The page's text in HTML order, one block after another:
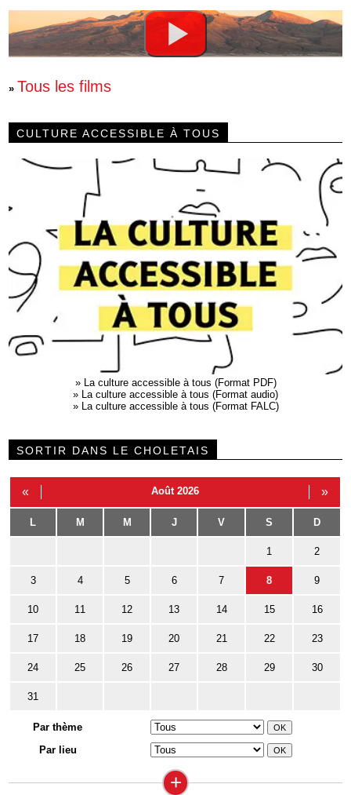
» Tous les films
CULTURE ACCESSIBLE À TOUS
» La culture accessible à tous (Format PDF)
» La culture accessible à tous (Format audio)
» La culture accessible à tous (Format FALC)
SORTIR DANS LE CHOLETAIS
« Août 2026 »
L M M J V S D
1 2
3 4 5 6 7 8 9
10 11 12 13 14 15 16
17 18 19 20 21 22 23
24 25 26 27 28 29 30
31
Par thème
Par lieu
+